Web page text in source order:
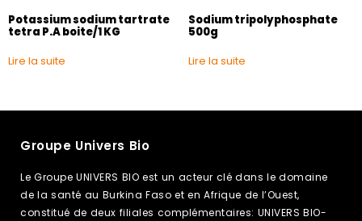
Potassium sodium tartrate
tetra P.A boite/1 KG
Lire la suite
Sodium tripolyphosphate
500g
Lire la suite
Groupe Univers Bio
Le Groupe UNIVERS BIO est un acteur clé dans le domaine
de la santé au Burkina Faso et en Afrique de l’Ouest,
constitué de deux filiales complémentaires: UNIVERS BIO-